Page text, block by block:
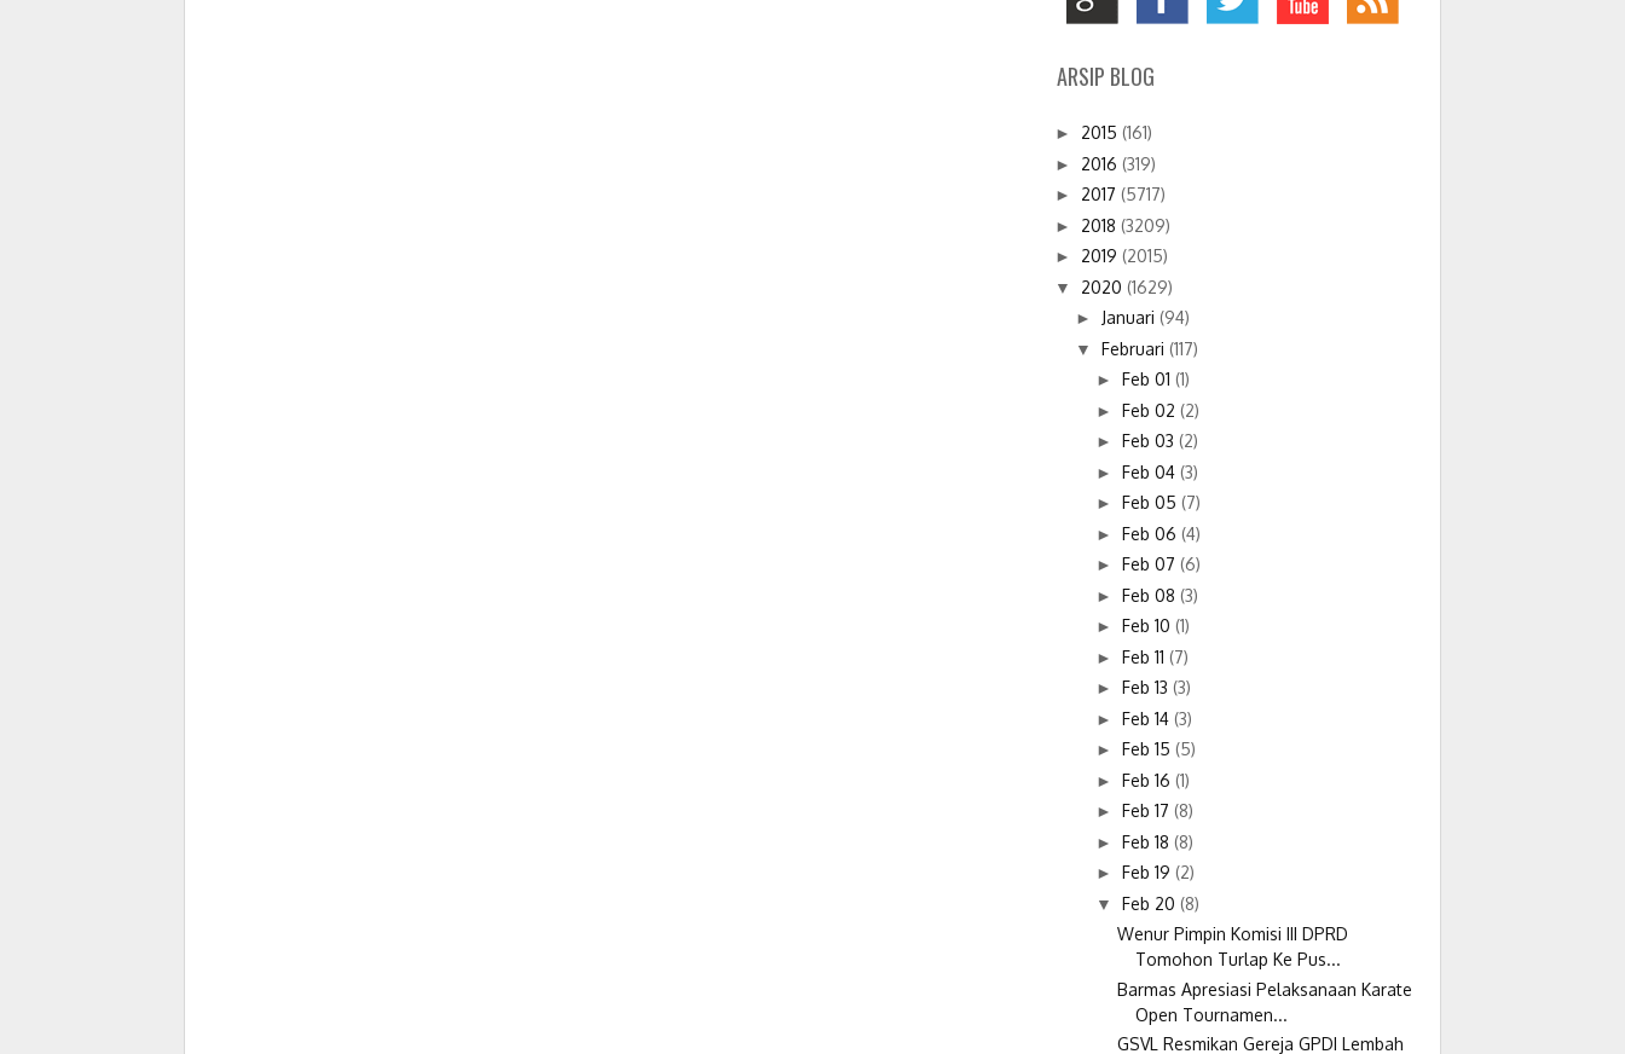
ARSIP BLOG
► 2015 (161)
► 2016 (319)
► 2017 (5717)
► 2018 (3209)
► 2019 (2015)
▼ 2020 (1629)
► Januari (94)
▼ Februari (117)
► Feb 01 (1)
► Feb 02 (2)
► Feb 03 (2)
► Feb 04 (3)
► Feb 05 (7)
► Feb 06 (4)
► Feb 07 (6)
► Feb 08 (3)
► Feb 10 (1)
► Feb 11 (7)
► Feb 13 (3)
► Feb 14 (3)
► Feb 15 (5)
► Feb 16 (1)
► Feb 17 (8)
► Feb 18 (8)
► Feb 19 (2)
▼ Feb 20 (8)
Wenur Pimpin Komisi III DPRD
Tomohon Turlap Ke Pus...
Barmas Apresiasi Pelaksanaan Karate
Open Tournamen...
GSVL Resmikan Gereja GPDI Lembah